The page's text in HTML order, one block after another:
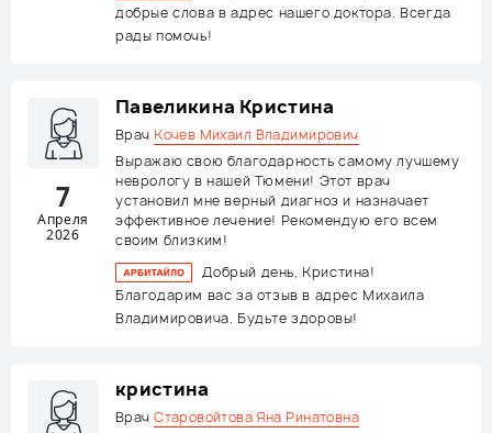
добрые слова в адрес нашего доктора. Всегда
рады помочь!
7
Апреля
2026
Павеликина Кристина
Врач Кочев Михаил Владимирович
Выражаю свою благодарность самому лучшему
неврологу в нашей Тюмени! Этот врач
установил мне верный диагноз и назначает
эффективное лечение! Рекомендую его всем
своим близким!
Добрый день, Кристина!
Благодарим вас за отзыв в адрес Михаила
Владимировича. Будьте здоровы!
кристина
ВрачСтаровойтова Яна Ринатовна